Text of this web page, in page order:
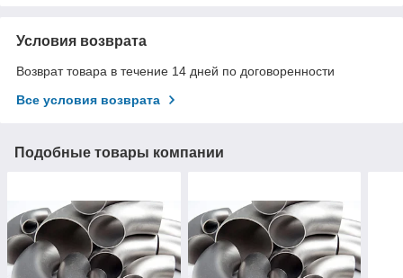
Условия возврата
Возврат товара в течение 14 дней по договоренности
Все условия возврата
Подобные товары компании